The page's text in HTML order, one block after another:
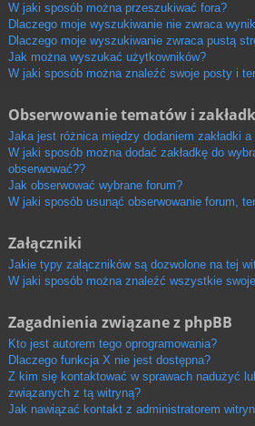
W jaki sposób można przeszukiwać fora?
Dlaczego moje wyszukiwanie nie zwraca
Dlaczego moje wyszukiwanie zwraca pustą
Jak można wyszukać użytkowników?
W jaki sposób można znaleźć swoje posty i
Obserwowanie tematów i
Jaka jest różnica między dodaniem zakładki a
W jaki sposób można dodać zakładkę do
obserwować??
Jak obserwować wybrane forum?
W jaki sposób usunąć obserwowanie forum,
Załączniki
Jakie typy załączników są dozwolone na tej
W jaki sposób można znaleźć wszystkie
Zagadnienia związane z phpBB
Kto jest autorem tego oprogramowania?
Dlaczego funkcja X nie jest dostępna?
Z kim się kontaktować w sprawach nadużyć
związanych z tą witryną?
Jak nawiązać kontakt z administratorem